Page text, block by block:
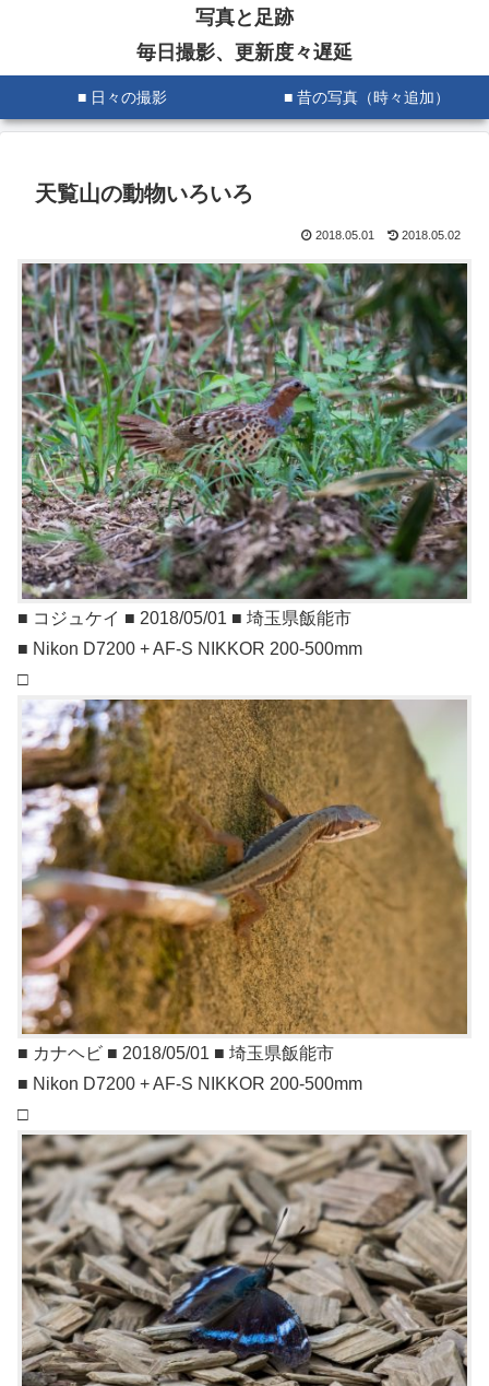
写真と足跡
毎日撮影、更新度々遅延
■ 日々の撮影 ■ 昔の写真（時々追加）
天覧山の動物いろいろ
2018.05.01 2018.05.02
■ コジュケイ ■ 2018/05/01 ■ 埼玉県飯能市
■ Nikon D7200 + AF-S NIKKOR 200-500mm
□
■ カナヘビ ■ 2018/05/01 ■ 埼玉県飯能市
■ Nikon D7200 + AF-S NIKKOR 200-500mm
□